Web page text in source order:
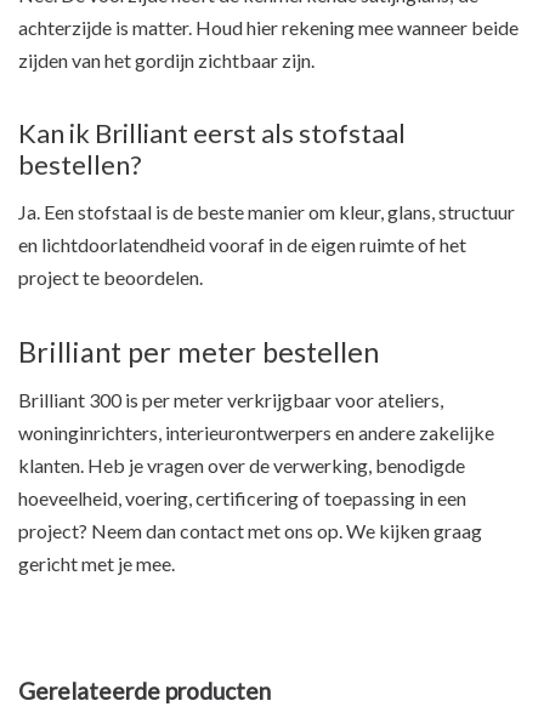
achterzijde is matter. Houd hier rekening mee wanneer beide
zijden van het gordijn zichtbaar zijn.
Kan ik Brilliant eerst als stofstaal
bestellen?
Ja. Een stofstaal is de beste manier om kleur, glans, structuur
en lichtdoorlatendheid vooraf in de eigen ruimte of het
project te beoordelen.
Brilliant per meter bestellen
Brilliant 300 is per meter verkrijgbaar voor ateliers,
woninginrichters, interieurontwerpers en andere zakelijke
klanten. Heb je vragen over de verwerking, benodigde
hoeveelheid, voering, certificering of toepassing in een
project? Neem dan contact met ons op. We kijken graag
gericht met je mee.
Gerelateerde producten